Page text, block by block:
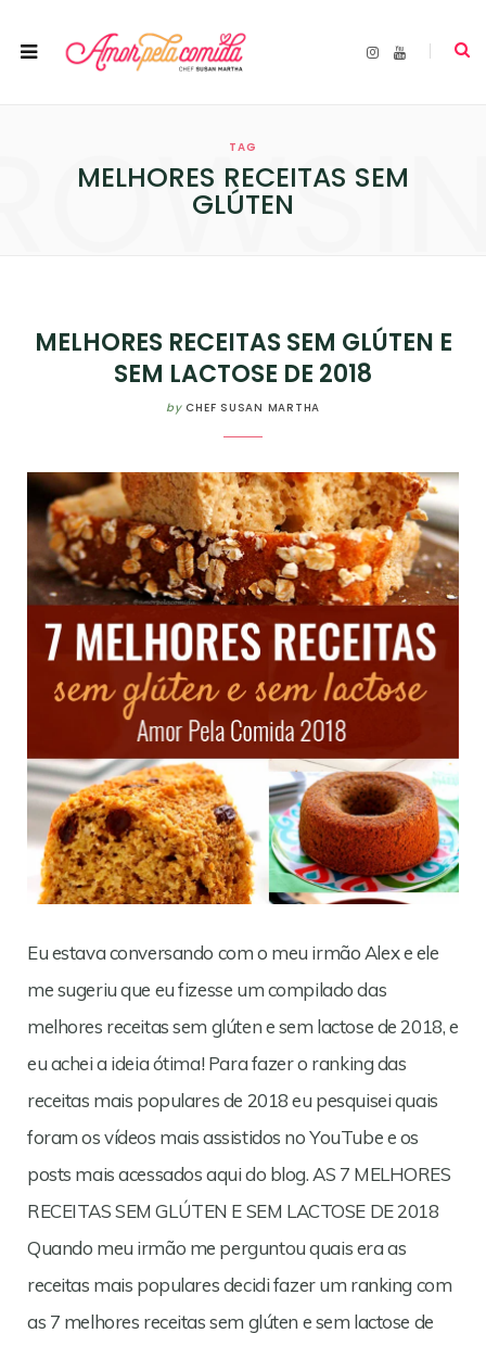
I
Y
TAG
MELHORES RECEITAS SEM
GLÚTEN
MELHORES RECEITAS SEM GLÚTEN E
SEM LACTOSE DE 2018
by CHEF SUSAN MARTHA
Eu estava conversando com o meu irmão Alex e ele
me sugeriu que eu fizesse um compilado das
melhores receitas sem glúten e sem lactose de 2018, e
eu achei a ideia ótima! Para fazer o ranking das
receitas mais populares de 2018 eu pesquisei quais
foram os vídeos mais assistidos no YouTube e os
posts mais acessados aqui do blog. AS 7 MELHORES
RECEITAS SEM GLÚTEN E SEM LACTOSE DE 2018
Quando meu irmão me perguntou quais era as
receitas mais populares decidi fazer um ranking com
as 7 melhores receitas sem glúten e sem lactose de